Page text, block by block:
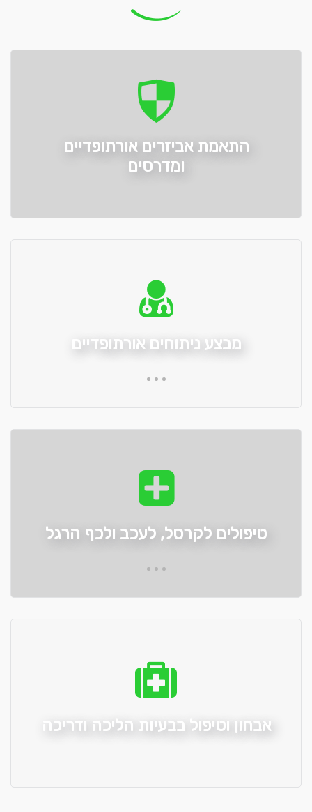
התאמת אביזרים אורתופדיים
ומדרסים
מבצע ניתוחים אורתופדיים
טיפולים לקרסל, לעכב ולכף הרגל
אבחון וטיפול בבעיות הליכה ודריכה